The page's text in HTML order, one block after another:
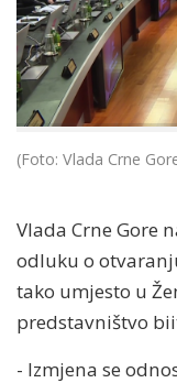
(Foto: Vlada Crne
Vlada Crne Gore
odluku o
tako umjesto u
predstavništvo
- Izmjena se